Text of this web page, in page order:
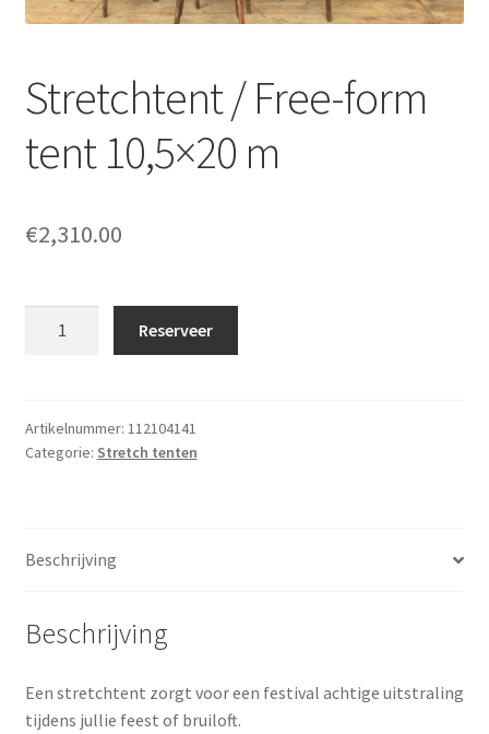
Stretchtent / Free-form
tent 10,5×20 m
€2,310.00
tent
10,5x20
Reserveer
Artikelnummer: 112104141
Categorie: Stretch tenten
Beschrijving
Beschrijving
Een stretchtent zorgt voor een festival achtige uitstraling
tijdens jullie feest of bruiloft.